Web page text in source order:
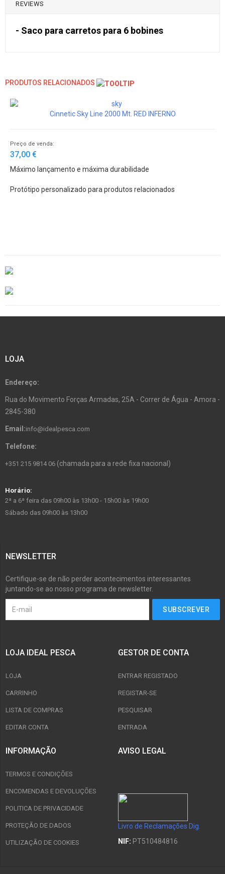
REVIEWS
- Saco para carretos para 6 bobines
PRODUTOS RELACIONADOS
Cinnetic Sky Line 2000 Mt. RED INFERNO
Preço de venda:
37,00 €
Máximo lançamento e máxima durabilidade
Protótipo personalizado para produtos relacionados
LOJA
Endereço:
Rua do Movimento Forças Armadas, 25A - Correr de Água - Amora -
2845-380
Email:info@idealpesca.com
Telefone:
+351 215 9814 06 (chamada para a rede fixa nacional)
Horário:
2ª a 6ª feira das 09h00 às 13h00 - 15h00 às 19h00
Sábado das 09h00 às 13h00
NEWSLETTER
Certifique-se de não perder acontecimentos interessantes
juntando-se ao nosso programa de newsletter.
LOJA IDEAL PESCA
LOJA
CARRINHO
LISTA DE COMPRAS
EDITAR CONTA
GESTOR DE CONTA
ENTRAR REGISTADO
REGISTAR-SE
PESQUISAR
ENTRADA
INFORMAÇÃO
TERMOS E CONDIÇÕES
ENCOMENDAS E DEVOLUÇÕES
POLITICA DE PRIVACIDADE
PROTEÇÃO DE DADOS
UTILIZAÇÃO DE COOKIES
AVISO LEGAL
Livro de Reclamações Dig.
NIF: PT510484816